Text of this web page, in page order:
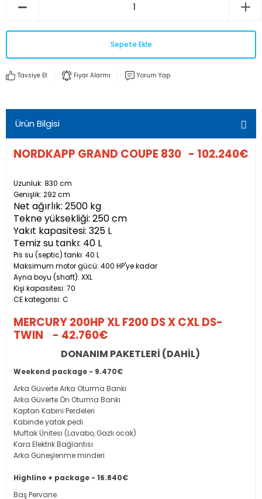
Sepete Ekle
Tavsiye Et Fiyar Alarmı Yorum Yap
Ürün Bilgisi
NORDKAPP GRAND COUPE 830 - 102.240€
Uzunluk: 830 cm
Genişlik: 292 cm
Net ağırlık: 2500 kg
Tekne yüksekliği: 250 cm
Yakıt kapasitesi: 325 L
Temiz su tankı: 40 L
Pis su (septic) tankı: 40 L
Maksimum motor gücü: 400 HP'ye kadar
Ayna boyu (shaft): XXL
Kişi kapasitesi: 70
CE kategorisi: C
MERCURY 200HP XL F200 DS X CXL DS-
TWIN - 42.760€
DONANIM PAKETLERİ (DAHİL)
Weekend package - 9.470€
Arka Güverte Arka Oturma Bankı
Arka Güverte Ön Oturma Bankı
Kaptan Kabini Perdeleri
Kabinde yatak pedi
Muftak Ünitesi (Lavabo, Gazlı ocak)
Kara Elektrik Bağlantısı
Arka Güneşlenme minderi
Highline + package - 16.840€
Baş Pervane